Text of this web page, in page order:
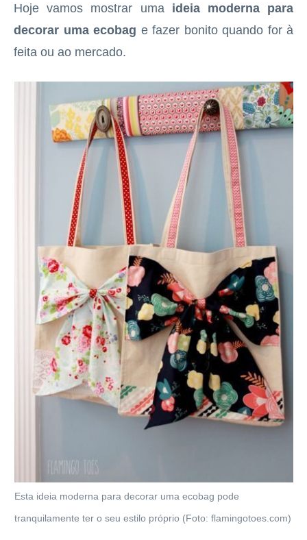
Hoje vamos mostrar uma ideia moderna para
decorar uma ecobag e fazer bonito quando for à
feita ou ao mercado.
Esta ideia moderna para decorar uma ecobag pode
tranquilamente ter o seu estilo próprio (Foto: flamingotoes.com)